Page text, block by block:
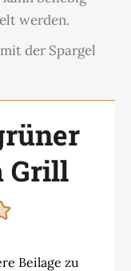
werden.
der Spargel
Grill
Beilage zu